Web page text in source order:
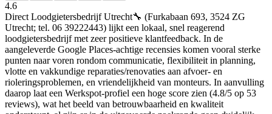
4.6
Direct Loodgietersbedrijf Utrecht🔧 (Furkabaan 693, 3524 ZG
Utrecht; tel. 06 39222443) lijkt een lokaal, snel reagerend
loodgietersbedrijf met zeer positieve klantfeedback. In de
aangeleverde Google Places-achtige recensies komen vooral sterke
punten naar voren rondom communicatie, flexibiliteit in planning,
vlotte en vakkundige reparaties/renovaties aan afvoer- en
rioleringsproblemen, en vriendelijkheid van monteurs. In aanvulling
daarop laat een Werkspot-profiel een hoge score zien (4.8/5 op 53
reviews), wat het beeld van betrouwbaarheid en kwaliteit